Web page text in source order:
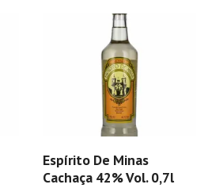
Espírito De Minas
Cachaça 42% Vol. 0,7l